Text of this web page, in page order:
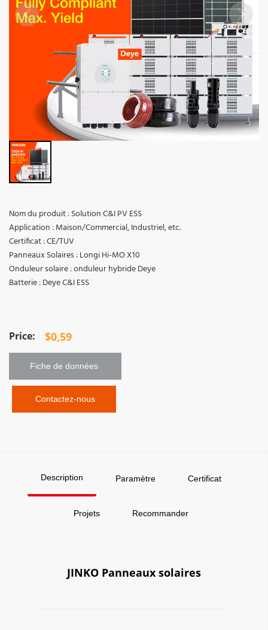
Nom du produit : Solution C&I PV ESS
Application : Maison/Commercial, Industriel, etc.
Certificat : CE/TUV
Panneaux Solaires : Longi Hi-MO X10
Onduleur solaire : onduleur hybride Deye
Batterie : Deye C&I ESS
$0,59
Fiche de données
Contactez-nous
Description Paramètre Certificat
Projets Recommander
JINKO Panneaux solaires